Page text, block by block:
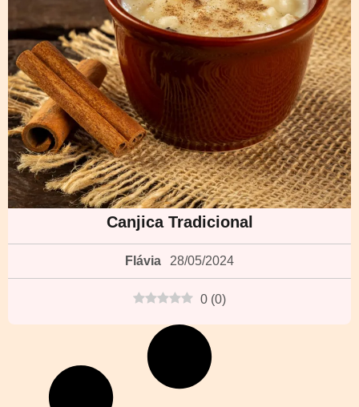
Canjica Tradicional
Flávia 28/05/2024
0 (0)